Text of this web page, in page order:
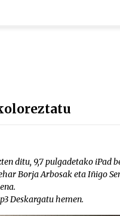
ditu, 9,7 pulgadetako iPad
Borja Arbosak eta Iñigo
Deskargatu hemen.